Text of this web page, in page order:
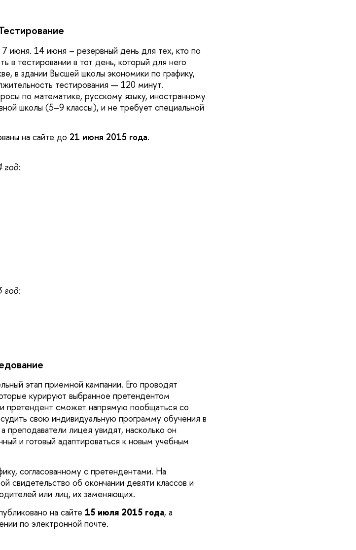
июня. 14 июня – резервный день для тех, кто по
в тестировании в тот день, который для него
в здании Высшей школы экономики по графику,
тестирования — 120 минут.
по математике, русскому языку, иностранному
школы (5–9 классы), и не требует специальной
на сайте до 21 июня 2015 года.
этап приемной кампании. Его проводят
курируют выбранное претендентом
претендент сможет напрямую пообщаться со
свою индивидуальную программу обучения в
преподаватели лицея увидят, насколько он
и готовый адаптироваться к новым учебным
согласованному с претендентами. На
свидетельство об окончании девяти классов и
или лиц, их заменяющих.
на сайте 15 июля 2015 года, а
по электронной почте.